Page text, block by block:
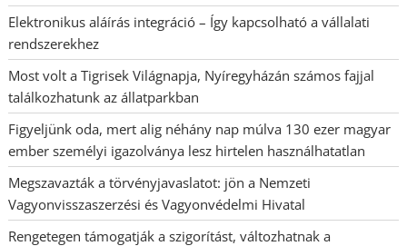
Elektronikus aláírás integráció – Így kapcsolható a vállalati
rendszerekhez
Most volt a Tigrisek Világnapja, Nyíregyházán számos fajjal
találkozhatunk az állatparkban
Figyeljünk oda, mert alig néhány nap múlva 130 ezer magyar
ember személyi igazolványa lesz hirtelen használhatatlan
Megszavazták a törvényjavaslatot: jön a Nemzeti
Vagyonvisszaszerzési és Vagyonvédelmi Hivatal
Rengetegen támogatják a szigorítást, változhatnak a